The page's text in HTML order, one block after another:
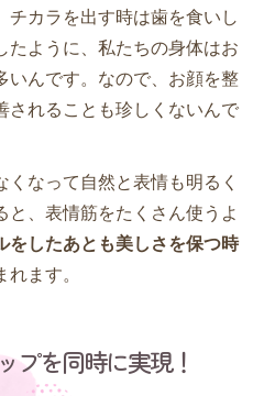
チカラを出す時は歯を食いし
たように、私たちの身体はお
いんです。なので、お顔を整
されることも珍しくないんで
なって自然と表情も明るく
、表情筋をたくさん使うよ
をしたあとも美しさを保つ時
ます。
プを同時に実現！